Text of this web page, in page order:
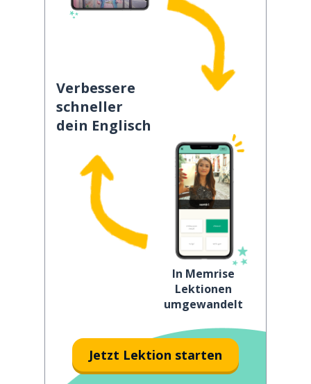
Verbessere
schneller
dein Englisch
In Memrise
Lektionen
umgewandelt
Jetzt Lektion starten